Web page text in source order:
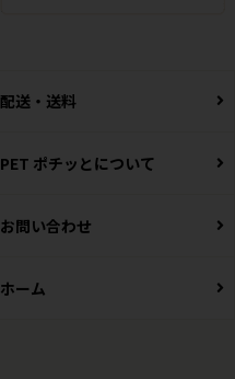
配送・送料
PET ポチッとについて
お問い合わせ
ホーム